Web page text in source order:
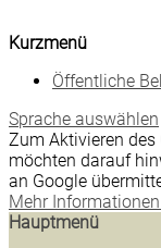
Kurzmenü
Öffentliche
Sprache auswählen
Zum Aktivieren des
möchten darauf
an Google
Mehr
Hauptmenü